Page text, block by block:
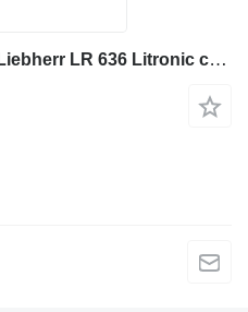
Zapchasti recambios para Liebherr LR 636 Litronic cargadora de cadenas